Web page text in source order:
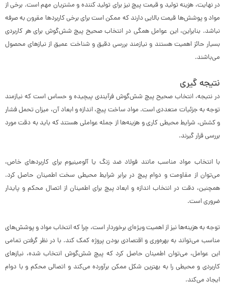
در نهایت، هزینه تولید و قیمت پیچ نیز برای تولید کننده و مشتریان مهم است. برخی از
مواد و پوشش‌ها قیمت بالایی دارند که ممکن است برای برخی کاربردها مقرون به صرفه
نباشد. بنابراین، این عوامل همگی در انتخاب صحیح پیچ شش‌گوش برای هر کاربردی
بسیار حائز اهمیت هستند و نیازمند بررسی دقیق و شناخت عمیق از نیازهای محصول
می‌باشند.
نتیجه گیری
در نتیجه، انتخاب صحیح پیچ شش‌گوش فرآیندی پیچیده و حساس است که نیازمند
توجه به جزئیات متعددی است. مواد ساخت پیچ، اندازه و ابعاد آن، میزان تحمل فشار
و کشش، شرایط محیطی کاری و هزینه‌ها از جمله عواملی هستند که باید به دقت مورد
بررسی قرار گیرند.
با انتخاب مواد مناسب مانند فولاد ضد زنگ یا آلومینیوم برای کاربردهای خاص،
می‌توان از مقاومت و دوام پیچ در برابر شرایط محیطی سخت اطمینان حاصل کرد.
همچنین، دقت در انتخاب اندازه و ابعاد پیچ برای اطمینان از اتصال محکم و پایدار
ضروری است.
توجه به هزینه‌ها نیز از اهمیت ویژه‌ای برخوردار است، چرا که انتخاب مواد و پوشش‌های
مناسب می‌تواند به بهره‌وری و اقتصادی بودن پروژه کمک کند. با در نظر گرفتن تمامی
این عوامل، می‌توان اطمینان حاصل کرد که پیچ شش‌گوش انتخاب شده، نیازهای
کاربردی و محیطی را به بهترین شکل ممکن برآورده می‌کند و اتصالی محکم و با دوام
ایجاد می‌کند.